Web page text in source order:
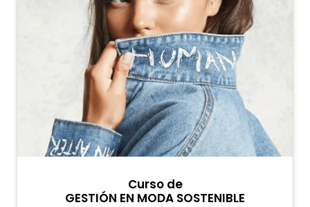
Curso de
GESTIÓN EN MODA SOSTENIBLE